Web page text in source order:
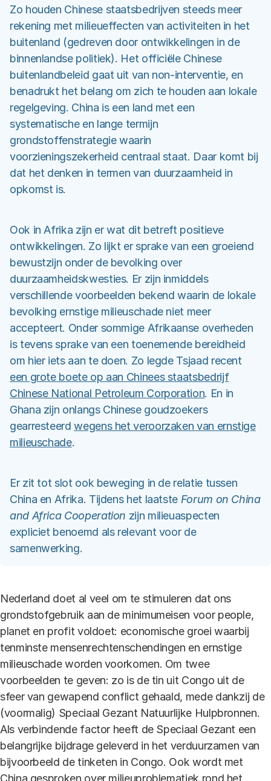
Zo houden Chinese staatsbedrijven steeds meer
rekening met milieueffecten van activiteiten in het
buitenland (gedreven door ontwikkelingen in de
binnenlandse politiek). Het officiële Chinese
buitenlandbeleid gaat uit van non-interventie, en
benadrukt het belang om zich te houden aan lokale
regelgeving. China is een land met een
systematische en lange termijn
grondstoffenstrategie waarin
voorzieningszekerheid centraal staat. Daar komt bij
dat het denken in termen van duurzaamheid in
opkomst is.
Ook in Afrika zijn er wat dit betreft positieve
ontwikkelingen. Zo lijkt er sprake van een groeiend
bewustzijn onder de bevolking over
duurzaamheidskwesties. Er zijn inmiddels
verschillende voorbeelden bekend waarin de lokale
bevolking ernstige milieuschade niet meer
accepteert. Onder sommige Afrikaanse overheden
is tevens sprake van een toenemende bereidheid
om hier iets aan te doen. Zo legde Tsjaad recent
een grote boete op aan Chinees staatsbedrijf
Chinese National Petroleum Corporation. En in
Ghana zijn onlangs Chinese goudzoekers
gearresteerdwegens het veroorzaken van ernstige
milieuschade.
Er zit tot slot ook beweging in de relatie tussen
China en Afrika. Tijdens het laatste Forum on China
and Africa Cooperation zijn milieuaspecten
expliciet benoemd als relevant voor de
samenwerking.
Nederland doet al veel om te stimuleren dat ons
grondstofgebruik aan de minimumeisen voor people,
planet en profit voldoet: economische groei waarbij
tenminste mensenrechtenschendingen en ernstige
milieuschade worden voorkomen. Om twee
voorbeelden te geven: zo is de tin uit Congo uit de
sfeer van gewapend conflict gehaald, mede dankzij de
(voormalig) Speciaal Gezant Natuurlijke Hulpbronnen.
Als verbindende factor heeft de Speciaal Gezant een
belangrijke bijdrage geleverd in het verduurzamen van
bijvoorbeeld de tinketen in Congo. Ook wordt met
China gesproken over milieuproblematiek rond het